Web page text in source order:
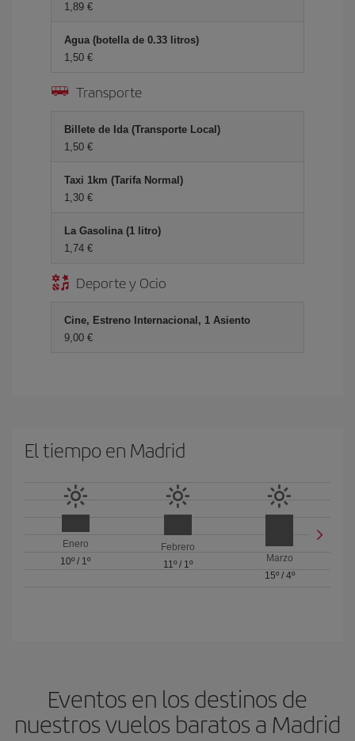
1,89 €
Agua (botella de 0.33 litros)
1,50 €
Transporte
Billete de Ida (Transporte Local)
1,50 €
Taxi 1km (Tarifa Normal)
1,30 €
La Gasolina (1 litro)
1,74 €
Deporte y Ocio
Cine, Estreno Internacional, 1 Asiento
9,00 €
El tiempo en Madrid
Enero
10º / 1º
Febrero
11º/ 1º
Marzo
15º/ 4º
Eventos en los destinos de
nuestros vuelos baratos a Madrid